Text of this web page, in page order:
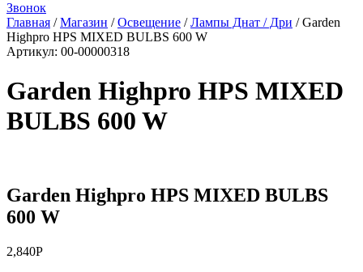
Звонок
Главная /Магазин /Освещение /Лампы Днат / Дри /Garden
Highpro HPS MIXED BULBS 600 W
Артикул: 00-00000318
Garden Highpro HPS MIXED
BULBS 600 W
Garden Highpro HPS MIXED BULBS
600 W
2,840Р